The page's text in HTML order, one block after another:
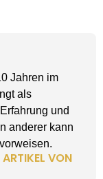
Jahren im
als
und
anderer kann
VON